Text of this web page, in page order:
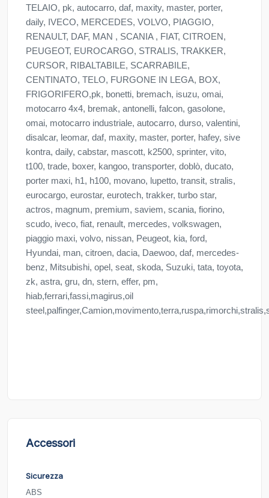
TELAIO, pk, autocarro, daf, maxity, master, porter,
daily, IVECO, MERCEDES, VOLVO, PIAGGIO,
RENAULT, DAF, MAN , SCANIA , FIAT, CITROEN,
PEUGEOT, EUROCARGO, STRALIS, TRAKKER,
CURSOR, RIBALTABILE, SCARRABILE,
CENTINATO, TELO, FURGONE IN LEGA, BOX,
FRIGORIFERO,pk, bonetti, bremach, isuzu, omai,
motocarro 4x4, bremak, antonelli, falcon, gasolone,
omai, motocarro industriale, autocarro, durso, valentini,
disalcar, leomar, daf, maxity, master, porter, hafey, sive
kontra, daily, cabstar, mascott, k2500, sprinter, vito,
t100, trade, boxer, kangoo, transporter, doblò, ducato,
porter maxi, h1, h100, movano, lupetto, transit, stralis,
eurocargo, eurostar, eurotech, trakker, turbo star,
actros, magnum, premium, saviem, scania, fiorino,
scudo, iveco, fiat, renault, mercedes, volkswagen,
piaggio maxi, volvo, nissan, Peugeot, kia, ford,
Hyundai, man, citroen, dacia, Daewoo, daf, mercedes-
benz, Mitsubishi, opel, seat, skoda, Suzuki, tata, toyota,
zk, astra, gru, dn, stern, effer, pm,
hiab,ferrari,fassi,magirus,oil
Accessori
Sicurezza
ABS